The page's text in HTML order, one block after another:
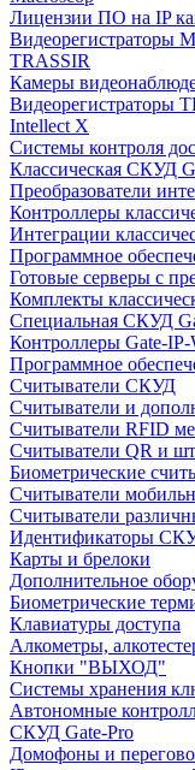
Лицензии ПО на IP
Видеорегистраторы
TRASSIR
Камеры
Видеорегистраторы
Intellect X
Системы контроля
Классическая СКУД
Преобразователи
Контроллеры
Интеграции
Программное
Готовые серверы с
Комплекты
Специальная СКУД
Контроллеры Gate-IP-
Программное
Считыватели СКУД
Считыватели и
Считыватели RFID
Считыватели QR и
Биометрические
Считыватели
Считыватели
Идентификаторы
Карты и брелоки
Дополнительное
Биометрические
Клавиатуры доступа
Алкометры,
Кнопки "ВЫХОД"
Системы хранения
Автономные
СКУД Gate-Pro
Домофоны и